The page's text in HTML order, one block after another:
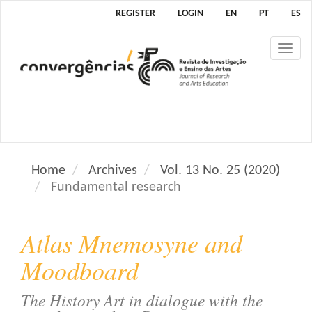
N
g
M
i
n
C
REGISTER LOGIN EN PT ES
Home Archives
Vol. 13 No. 25 (2020)
Fundamental research
Atlas Mnemosyne and
Moodboard
The History Art in dialogue with the